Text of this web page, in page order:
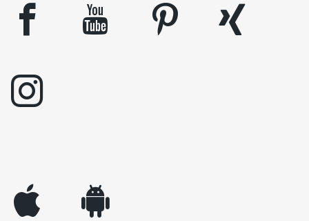
facebook youtube pinterest
xing
instagram
appleinc android